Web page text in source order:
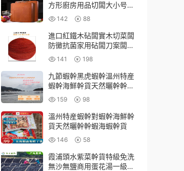
方形廚房用品切闆大小号紅
櫻桃木菜闆
142 88
進口紅鐵木砧闆實木切菜闆
防黴抗菌家用砧闆刀案闆整
木廚房砍剁專用
141 198
九節蝦幹黑虎蝦幹溫州特産
蝦幹海鮮幹貨天然曬幹幹蝦
海蝦幹貨
159 98
溫州特産蝦幹對蝦幹海鮮幹
貨天然曬幹幹蝦海蝦幹貨
146 58
霞浦頭水紫菜幹貨特級免洗
無沙無鹽商用蛋花湯一級純